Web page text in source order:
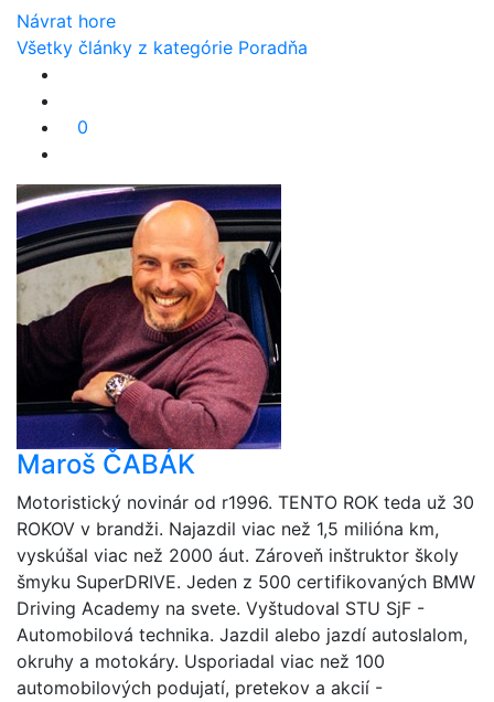
Návrat hore
Všetky články z kategórie Poradňa
0
Maroš ČABÁK
Motoristický novinár od r1996. TENTO ROK teda už 30
ROKOV v brandži. Najazdil viac než 1,5 milióna km,
vyskúšal viac než 2000 áut. Zároveň inštruktor školy
šmyku SuperDRIVE. Jeden z 500 certifikovaných BMW
Driving Academy na svete. Vyštudoval STU SjF -
Automobilová technika. Jazdil alebo jazdí autoslalom,
okruhy a motokáry. Usporiadal viac než 100
automobilových podujatí, pretekov a akcií -